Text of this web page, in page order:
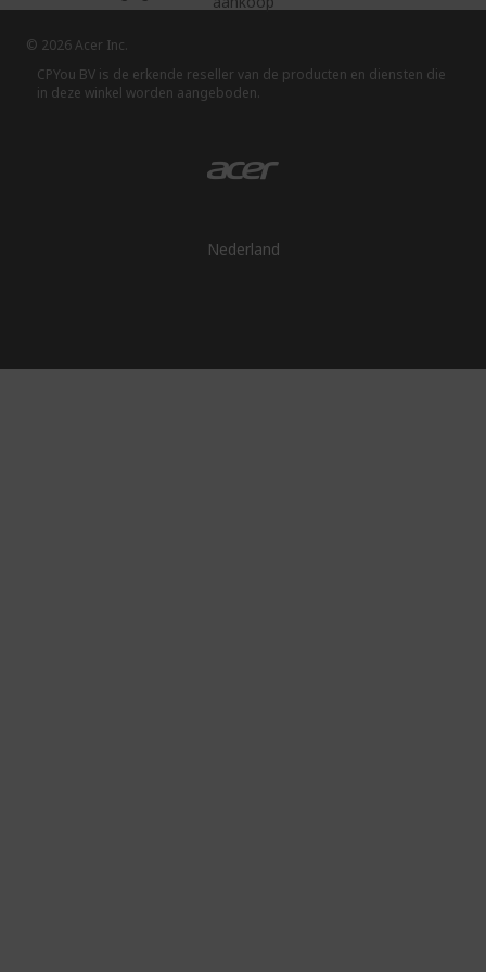
© 2026 Acer Inc.
CPYou BV is de erkende reseller van de producten en diensten die
in deze winkel worden aangeboden.
Nederland